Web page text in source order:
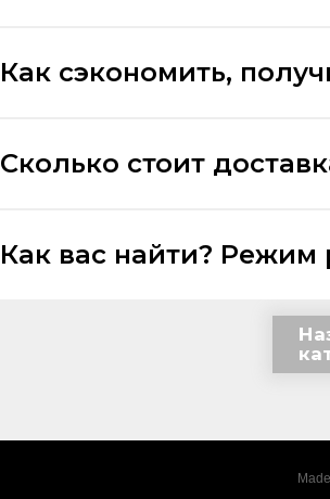
Как сэкономить,
Сколько стоит
Как вас найти? Режим